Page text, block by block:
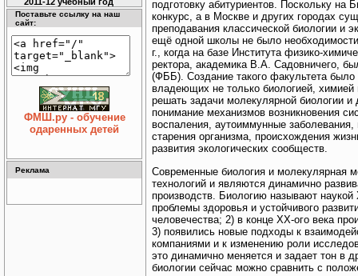
Поставьте ссылку на наш
сайт:
ФМШ.ру - обучение
одаренных детей
Реклама
подготовку абитуриентов. Поскольку на
конкурс, а в Москве и других городах
преподавания классической биологии и
ещё одной школы не было
г., когда на базе Института физико-
ректора, академика В.А. Садовничего,
(ФББ). Создание такого факультета
владеющих не только биологией,
решать задачи молекулярной биологии
понимание механизмов возникновения
воспаления, аутоиммунные
старения организма, происхождения
развития экологических сообществ.
Современные биология и молекулярная
технологий и являются динамично
производств. Биологию называют
проблемы здоровья и устойчивого
человечества; 2) в конце XX-ого века
3) появились новые подходы к
компаниями и к изменению роли
это динамично меняется и задает тон в
биологии сейчас можно сравнить с